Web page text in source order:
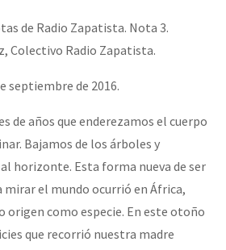
de Radio Zapatista. Nota 3.
Colectivo Radio Zapatista.
septiembre de 2016.
de años que enderezamos el cuerpo
Bajamos de los árboles y
horizonte. Esta forma nueva de ser
mirar el mundo ocurrió en África,
origen como especie. En este otoño
que recorrió nuestra madre